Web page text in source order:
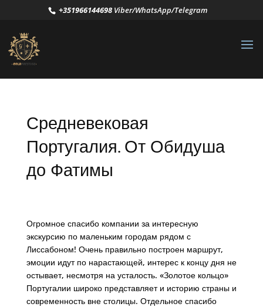
+351966144698Viber/WhatsApp/Telegram
Средневековая
Португалия. От Обидуша
до Фатимы
Огромное спасибо компании за интересную
экскурсию по маленьким городам рядом с
Лиссабоном! Очень правильно построен маршрут,
эмоции идут по нарастающей, интерес к концу дня не
остывает, несмотря на усталость. «Золотое кольцо»
Португалии широко представляет и историю страны и
современность вне столицы. Отдельное спасибо